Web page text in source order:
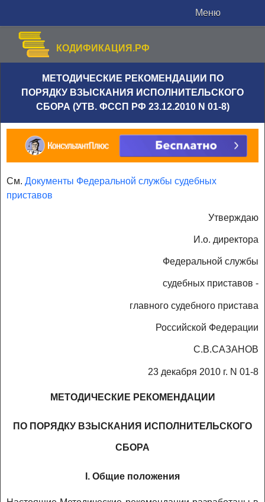
Меню
КОДИФИКАЦИЯ.РФ
МЕТОДИЧЕСКИЕ РЕКОМЕНДАЦИИ ПО
ПОРЯДКУ ВЗЫСКАНИЯ ИСПОЛНИТЕЛЬСКОГО
СБОРА (УТВ. ФССП РФ 23.12.2010 N 01-8)
См. Документы Федеральной службы судебных
приставов
Утверждаю
И.о. директора
Федеральной службы
судебных приставов -
главного судебного пристава
Российской Федерации
С.В.САЗАНОВ
23 декабря 2010 г. N 01-8
МЕТОДИЧЕСКИЕ РЕКОМЕНДАЦИИ
ПО ПОРЯДКУ ВЗЫСКАНИЯ ИСПОЛНИТЕЛЬСКОГО
СБОРА
I. Общие положения